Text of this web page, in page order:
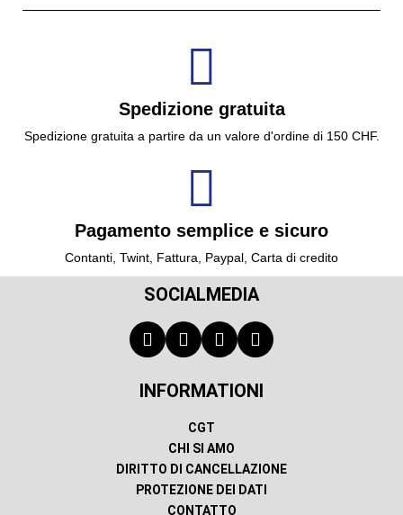
Spedizione gratuita
Spedizione gratuita a partire da un valore d'ordine di 150 CHF.
Pagamento semplice e sicuro
Contanti, Twint, Fattura, Paypal, Carta di credito
SOCIALMEDIA
INFORMATIONI
CGT
CHI SI AMO
DIRITTO DI CANCELLAZIONE
PROTEZIONE DEI DATI
CONTATTO